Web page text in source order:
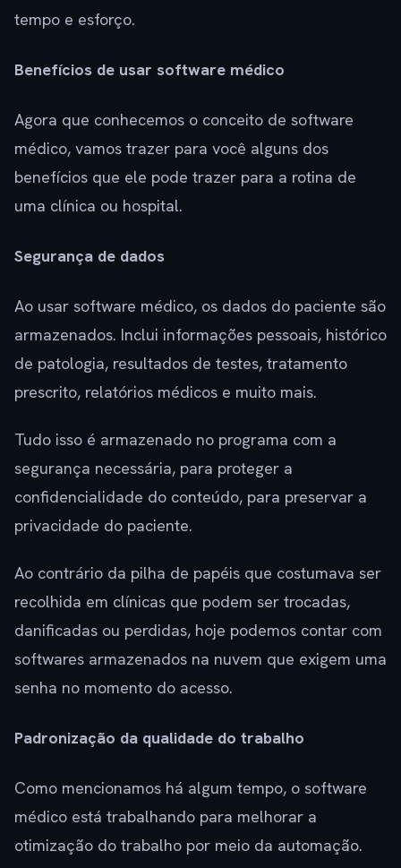
tempo e esforço.
Benefícios de usar software médico
Agora que conhecemos o conceito de software
médico, vamos trazer para você alguns dos
benefícios que ele pode trazer para a rotina de
uma clínica ou hospital.
Segurança de dados
Ao usar software médico, os dados do paciente são
armazenados. Inclui informações pessoais, histórico
de patologia, resultados de testes, tratamento
prescrito, relatórios médicos e muito mais.
Tudo isso é armazenado no programa com a
segurança necessária, para proteger a
confidencialidade do conteúdo, para preservar a
privacidade do paciente.
Ao contrário da pilha de papéis que costumava ser
recolhida em clínicas que podem ser trocadas,
danificadas ou perdidas, hoje podemos contar com
softwares armazenados na nuvem que exigem uma
senha no momento do acesso.
Padronização da qualidade do trabalho
Como mencionamos há algum tempo, o software
médico está trabalhando para melhorar a
otimização do trabalho por meio da automação.